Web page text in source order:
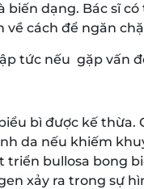
dạng. Bác sĩ
về cách để ngăn
tức nếu gặp vấn
bì được kế thừa.
da nếu khiếm
triển bullosa bong
xảy ra trong sự